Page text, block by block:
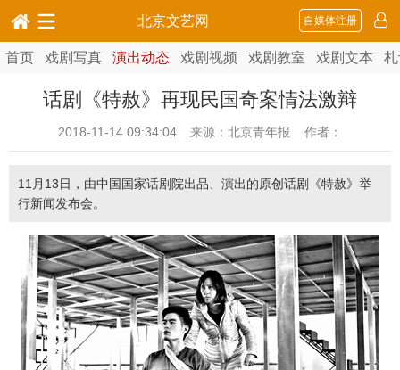
北京文艺网 自媒体注册
首页 戏剧写真 演出动态 戏剧视频 戏剧教室 戏剧文本
话剧《特赦》再现民国奇案情法激辩
2018-11-14 09:34:04 来源：北京青年报 作者：
11月13日，由中国国家话剧院出品、演出的原创话剧《特赦》举
行新闻发布会。